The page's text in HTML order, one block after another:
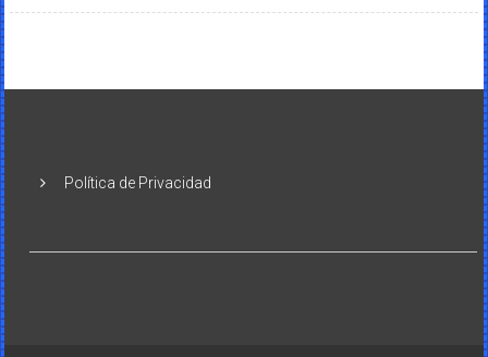
Política de Privacidad